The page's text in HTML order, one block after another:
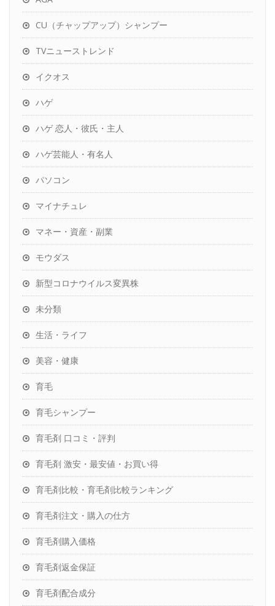
CU（チャップアップ）シャンプー
TVニューストレンド
イクオス
ハゲ
ハゲ 恋人・彼氏・主人
ハゲ芸能人・有名人
パソコン
マイナチュレ
マネー・資産・副業
モウダス
新型コロナウイルス変異株
未分類
生活・ライフ
美容・健康
育毛
育毛シャンプー
育毛剤 口コミ・評判
育毛剤 激安・最安値・お買い得
育毛剤比較・育毛剤比較ランキング
育毛剤注文・購入の仕方
育毛剤購入価格
育毛剤返金保証
育毛剤配合成分